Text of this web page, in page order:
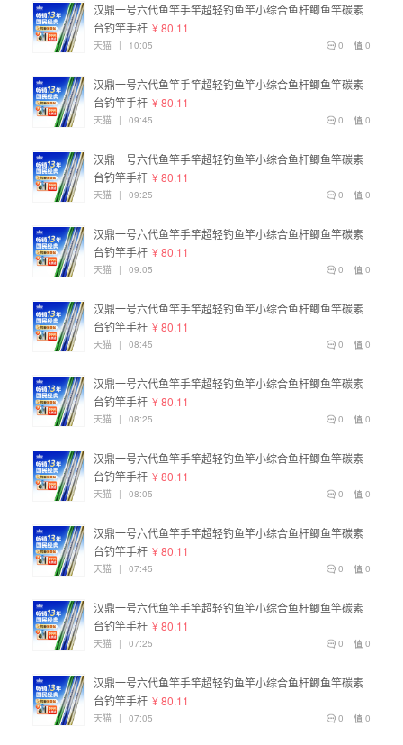
汉鼎一号六代鱼竿手竿超轻钓鱼竿小综合鱼杆鲫鱼竿碳素
台钓竿手杆 ¥ 80.11
0
0
天猫 | 10:05
汉鼎一号六代鱼竿手竿超轻钓鱼竿小综合鱼杆鲫鱼竿碳素
台钓竿手杆 ¥ 80.11
0
0
天猫 | 09:45
汉鼎一号六代鱼竿手竿超轻钓鱼竿小综合鱼杆鲫鱼竿碳素
台钓竿手杆 ¥ 80.11
0
0
天猫 | 09:25
汉鼎一号六代鱼竿手竿超轻钓鱼竿小综合鱼杆鲫鱼竿碳素
台钓竿手杆 ¥ 80.11
0
0
天猫 | 09:05
汉鼎一号六代鱼竿手竿超轻钓鱼竿小综合鱼杆鲫鱼竿碳素
台钓竿手杆 ¥ 80.11
0
0
天猫 | 08:45
汉鼎一号六代鱼竿手竿超轻钓鱼竿小综合鱼杆鲫鱼竿碳素
台钓竿手杆 ¥ 80.11
0
0
天猫 | 08:25
汉鼎一号六代鱼竿手竿超轻钓鱼竿小综合鱼杆鲫鱼竿碳素
台钓竿手杆 ¥ 80.11
0
0
天猫 | 08:05
汉鼎一号六代鱼竿手竿超轻钓鱼竿小综合鱼杆鲫鱼竿碳素
台钓竿手杆 ¥ 80.11
0
0
天猫 | 07:45
汉鼎一号六代鱼竿手竿超轻钓鱼竿小综合鱼杆鲫鱼竿碳素
台钓竿手杆 ¥ 80.11
0
0
天猫 | 07:25
汉鼎一号六代鱼竿手竿超轻钓鱼竿小综合鱼杆鲫鱼竿碳素
台钓竿手杆 ¥ 80.11
0
0
天猫 | 07:05